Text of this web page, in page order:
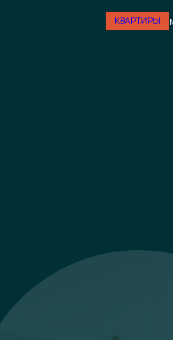
КВАРТИРЫ